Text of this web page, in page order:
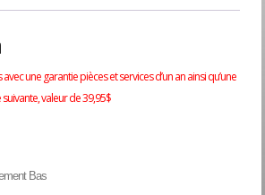
une garantie pièces et services d’un an ainsi qu’une
valeur de 39,95$
Bas